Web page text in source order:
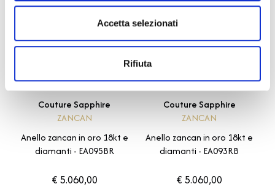
Accetta selezionati
Rifiuta
Couture Sapphire
ZANCAN
Anello zancan in oro 18kt e
diamanti - EA095BR
€ 5.060,00
Couture Sapphire
ZANCAN
Anello zancan in oro 18kt e
diamanti - EA093RB
€ 5.060,00